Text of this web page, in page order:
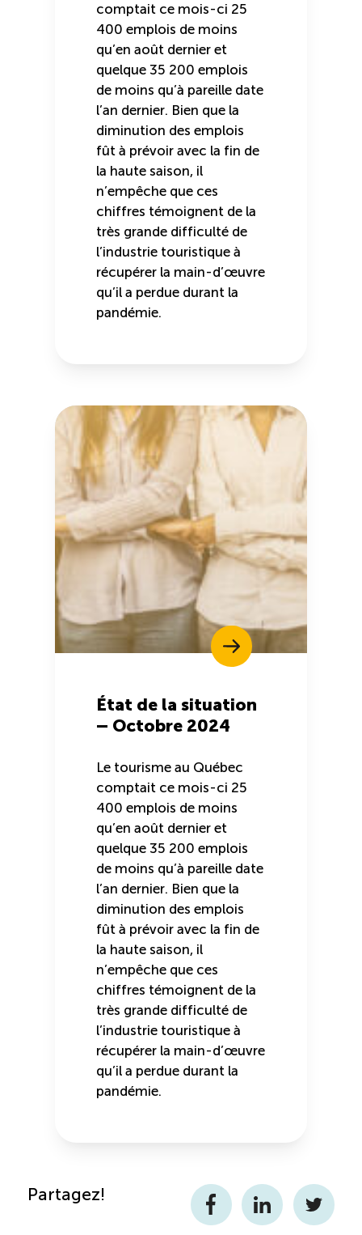
comptait ce mois-ci 25
400 emplois de moins
qu’en août dernier et
quelque 35 200 emplois
de moins qu’à pareille date
l’an dernier. Bien que la
diminution des emplois
fût à prévoir avec la fin de
la haute saison, il
n’empêche que ces
chiffres témoignent de la
très grande difficulté de
l’industrie touristique à
récupérer la main-d’œuvre
qu’il a perdue durant la
pandémie.
État de la situation
– Octobre 2024
Le tourisme au Québec
comptait ce mois-ci 25
400 emplois de moins
qu’en août dernier et
quelque 35 200 emplois
de moins qu’à pareille date
l’an dernier. Bien que la
diminution des emplois
fût à prévoir avec la fin de
la haute saison, il
n’empêche que ces
chiffres témoignent de la
très grande difficulté de
l’industrie touristique à
récupérer la main-d’œuvre
qu’il a perdue durant la
pandémie.
Partagez!
FacebookLinkedInTwitter